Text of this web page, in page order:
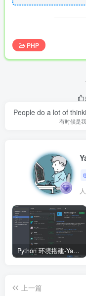
PHP
People do a lot of
有时候是
Python 环境搭建-Yave520-专业开发者社区
上一篇